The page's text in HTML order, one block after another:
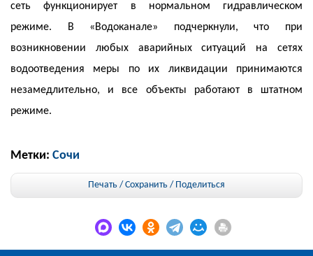
сеть функционирует в нормальном гидравлическом
режиме. В «Водоканале» подчеркнули, что при
возникновении любых аварийных ситуаций на сетях
водоотведения меры по их ликвидации принимаются
незамедлительно, и все объекты работают в штатном
режиме.
Метки: Сочи
Печать / Сохранить / Поделиться